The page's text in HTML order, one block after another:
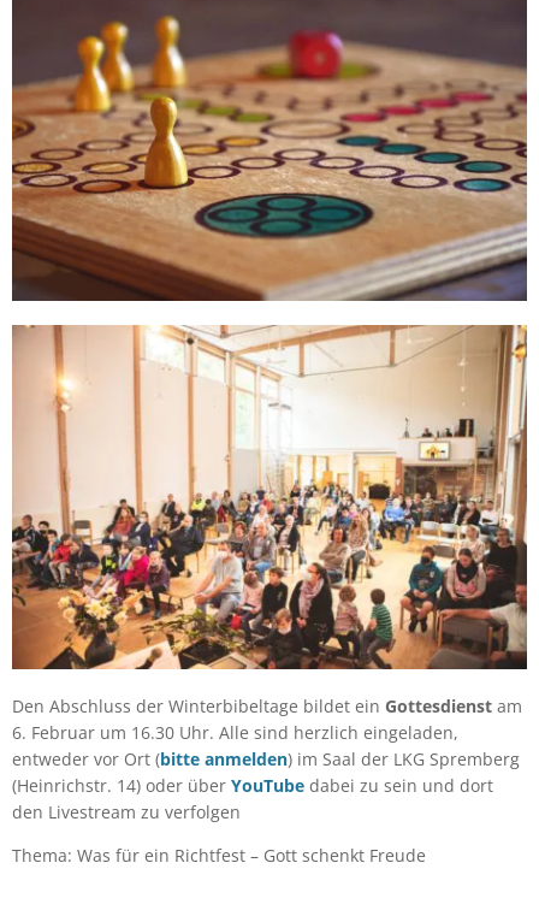
Den Abschluss der Winterbibeltage bildet ein Gottesdienst am
6. Februar um 16.30 Uhr. Alle sind herzlich eingeladen,
entweder vor Ort (bitte anmelden) im Saal der LKG Spremberg
(Heinrichstr. 14) oder über YouTube dabei zu sein und dort
den Livestream zu verfolgen
Thema: Was für ein Richtfest – Gott schenkt Freude